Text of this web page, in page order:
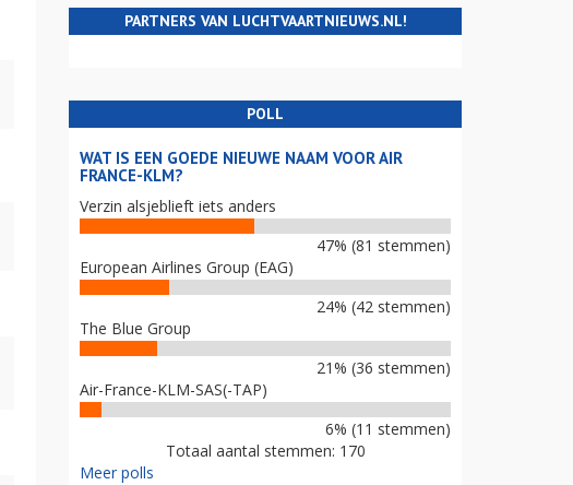
PARTNERS VAN LUCHTVAARTNIEUWS.NL!
POLL
WAT IS EEN GOEDE NIEUWE NAAM VOOR AIR
FRANCE-KLM?
Verzin alsjeblieft iets anders
47% (81 stemmen)
European Airlines Group (EAG)
24% (42 stemmen)
The Blue Group
21% (36 stemmen)
Air-France-KLM-SAS(-TAP)
6% (11 stemmen)
Totaal aantal stemmen: 170
Meer polls